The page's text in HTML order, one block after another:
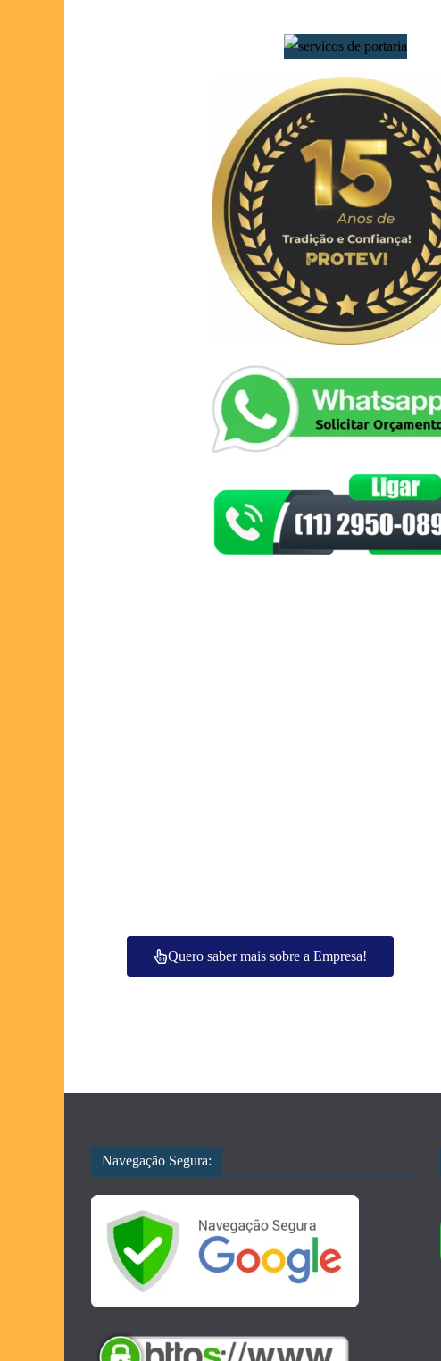
Quero saber mais sobre a Empresa!
Navegação Segura: